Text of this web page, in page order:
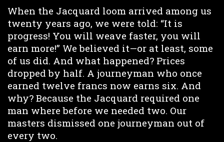
When the Jacquard loom arrived among us
twenty years ago, we were told: “It is
progress! You will weave faster, you will
earn more!” We believed it—or at least, some
of us did. And what happened? Prices
dropped by half. A journeyman who once
earned twelve francs now earns six. And
why? Because the Jacquard required one
man where before we needed two. Our
masters dismissed one journeyman out of
every two.